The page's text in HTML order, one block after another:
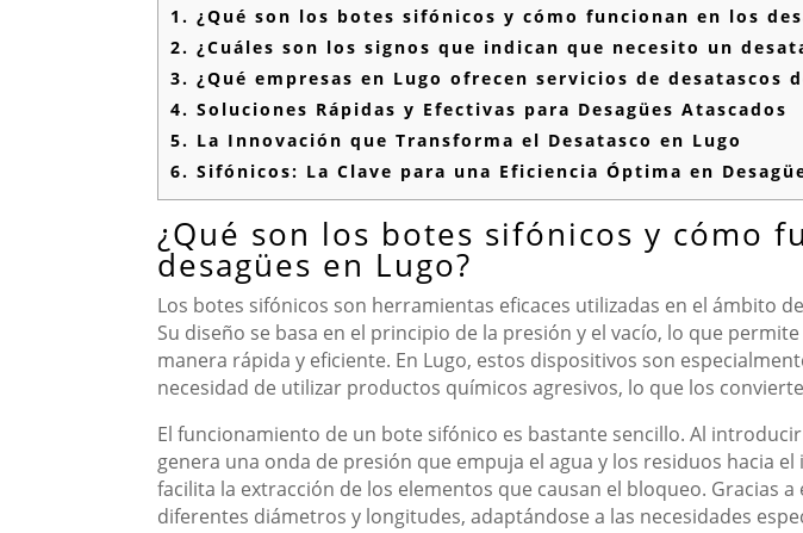
1. ¿Qué son los botes sifónicos y cómo funcionan en los
2. ¿Cuáles son los signos que indican que necesito un
3. ¿Qué empresas en Lugo ofrecen servicios de desatascos
4. Soluciones Rápidas y Efectivas para Desagües Atascados
5. La Innovación que Transforma el Desatasco en Lugo
6. Sifónicos: La Clave para una Eficiencia Óptima en
¿Qué son los botes sifónicos y cómo
desagües en Lugo?
Los botes sifónicos son herramientas eficaces utilizadas en el ámbito
Su diseño se basa en el principio de la presión y el vacío, lo que
manera rápida y eficiente. En Lugo, estos dispositivos son
necesidad de utilizar productos químicos agresivos, lo que los
El funcionamiento de un bote sifónico es bastante sencillo. Al
genera una onda de presión que empuja el agua y los residuos hacia
facilita la extracción de los elementos que causan el bloqueo. Gracias
diferentes diámetros y longitudes, adaptándose a las necesidades